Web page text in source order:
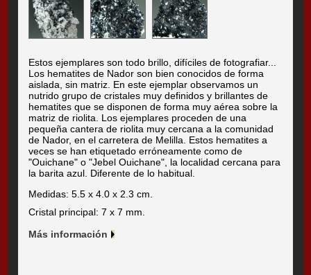
Estos ejemplares son todo brillo, difíciles de fotografiar...
Los hematites de Nador son bien conocidos de forma
aislada, sin matriz. En este ejemplar observamos un
nutrido grupo de cristales muy definidos y brillantes de
hematites que se disponen de forma muy aérea sobre la
matriz de riolita. Los ejemplares proceden de una
pequeña cantera de riolita muy cercana a la comunidad
de Nador, en el carretera de Melilla. Estos hematites a
veces se han etiquetado erróneamente como de
"Ouichane" o "Jebel Ouichane", la localidad cercana para
la barita azul. Diferente de lo habitual.
Medidas: 5.5 x 4.0 x 2.3 cm.
Cristal principal: 7 x 7 mm.
Más información